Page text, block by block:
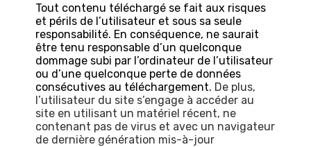
Tout contenu téléchargé se fait aux risques
et périls de l’utilisateur et sous sa seule
responsabilité. En conséquence, ne saurait
être tenu responsable d’un quelconque
dommage subi par l’ordinateur de l’utilisateur
ou d’une quelconque perte de données
consécutives au téléchargement. De plus,
l’utilisateur du site s’engage à accéder au
site en utilisant un matériel récent, ne
contenant pas de virus et avec un navigateur
de dernière génération mis-à-jour